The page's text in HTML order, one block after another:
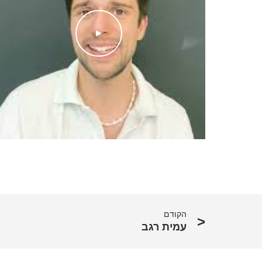
►
הקודם
עמית רגב